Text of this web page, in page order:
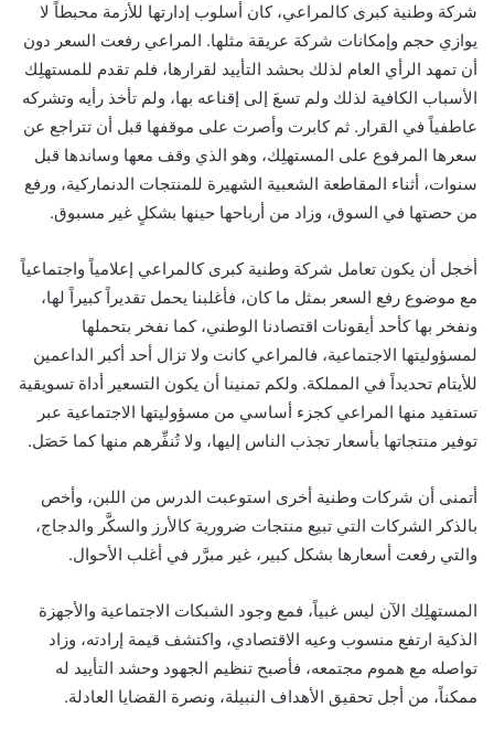
شركة وطنية كبرى كالمراعي، كان أسلوب إدارتها للأزمة محبطاً لا
يوازي حجم وإمكانات شركة عريقة مثلها. المراعي رفعت السعر دون
أن تمهد الرأي العام لذلك بحشد التأييد لقرارها، فلم تقدم للمستهلِك
الأسباب الكافية لذلك ولم تسعَ إلى إقناعه بها، ولم تأخذ رأيه وتشركه
عاطفياً في القرار. ثم كابرت وأصرت على موقفها قبل أن تتراجع عن
سعرها المرفوع على المستهلِك، وهو الذي وقف معها وساندها قبل
سنوات، أثناء المقاطعة الشعبية الشهيرة للمنتجات الدنماركية، ورفع
من حصتها في السوق، وزاد من أرباحها حينها بشكلٍ غير مسبوق.
أخجل أن يكون تعامل شركة وطنية كبرى كالمراعي إعلامياً واجتماعياً
مع موضوع رفع السعر بمثل ما كان، فأغلبنا يحمل تقديراً كبيراً لها،
ونفخر بها كأحد أيقونات اقتصادنا الوطني، كما نفخر بتحملها
لمسؤوليتها الاجتماعية، فالمراعي كانت ولا تزال أحد أكبر الداعمين
للأيتام تحديداً في المملكة. ولكم تمنينا أن يكون التسعير أداة تسويقية
تستفيد منها المراعي كجزء أساسي من مسؤوليتها الاجتماعية عبر
توفير منتجاتها بأسعار تجذب الناس إليها، ولا تُنفِّرهم منها كما حَصَل.
أتمنى أن شركات وطنية أخرى استوعبت الدرس من اللبن، وأخص
بالذكر الشركات التي تبيع منتجات ضرورية كالأرز والسكَّر والدجاج،
والتي رفعت أسعارها بشكل كبير، غير مبرَّر في أغلب الأحوال.
المستهلِك الآن ليس غبياً، فمع وجود الشبكات الاجتماعية والأجهزة
الذكية ارتفع منسوب وعيه الاقتصادي، واكتشف قيمة إرادته، وزاد
تواصله مع هموم مجتمعه، فأصبح تنظيم الجهود وحشد التأييد له
ممكناً، من أجل تحقيق الأهداف النبيلة، ونصرة القضايا العادلة.